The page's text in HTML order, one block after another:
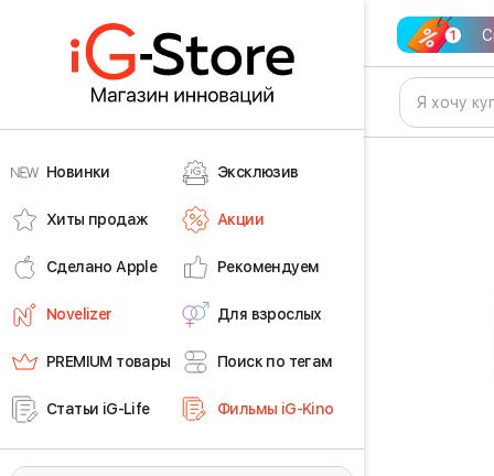
Новинки Эксклюзив
Хиты продаж Акции
Сделано Apple Рекомендуем
Novelizer Для взрослых
PREMIUM товары Поиск по тегам
Статьи iG-Life Фильмы iG-Kino